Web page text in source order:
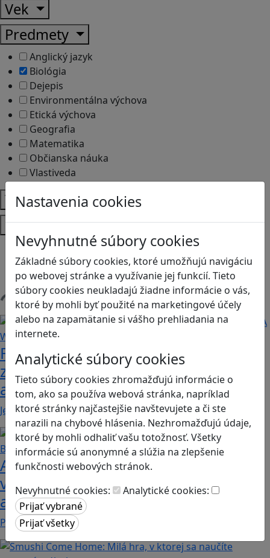
Nastavenia cookies
Nevyhnutné súbory cookies
Základné súbory cookies, ktoré umožňujú navigáciu
po webovej stránke a využívanie jej funkcií. Tieto
súbory cookies neukladajú žiadne informácie o vás,
ktoré by mohli byť použité na marketingové účely
alebo na zapamätanie si vášho prehliadania na
internete.
Analytické súbory cookies
Tieto súbory cookies zhromažďujú informácie o
tom, ako sa používa webová stránka, napríklad
ktoré stránky najčastejšie navštevujete a či ste
narazili na chybové hlásenia. Nezhromažďujú údaje,
ktoré by mohli odhaliť vašu totožnosť. Všetky
informácie sú anonymné a slúžia na zlepšenie
funkčnosti webových stránok.
Nevyhnutné cookies:
Analytické cookies:
Vek
Predmety
Anglický jazyk
Biológia
Dejepis
Environmentálna výchova
Etická výchova
Geografia
Matematika
Občianska náuka
Vlastiveda
Témy
Platformy
Android
Herná konzola
Stolové, kartové
Načítam blogy
Fotografujte zvieratká, aby ste
zachránili ostrov v Alba: A Wildlife
adventure
Jednoduchá hra, vhodná pre kohokoľvek z rodiny,…
Ako biele krvinky bojujú proti
vírusom a baktériám? Hra Bunky v
akcii je zábavnou lekciou o imunite
Pod názvom Bunky v akcii sa skrýva mobilná akčná…